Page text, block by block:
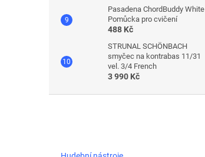
Pasadena ChordBuddy White
Pomůcka pro cvičení
488 Kč
STRUNAL SCHÖNBACH
smyčec na kontrabas 11/31
vel. 3/4 French
3 990 Kč